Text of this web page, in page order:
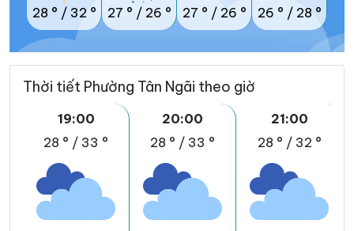
28 ° / 32 ° 27 ° / 26 ° 27 ° / 26 ° 26 ° / 28 °
Thời tiết Phường Tân Ngãi theo giờ
19:00
28 ° / 33 °
20:00
28 ° / 33 °
21:00
28 ° / 32 °